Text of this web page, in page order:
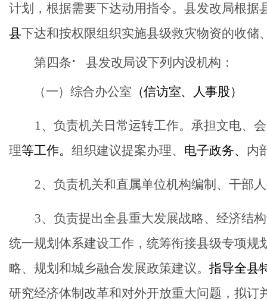
计划，根据需要下达动用指令。县发改局根
县下达和按权限组织实施县级救灾物资的收
第四条⠂县发改局设下列内设机构：
（一）综合办公室 （信访室、人事股）
1、负责机关日常运转工作。承担文电、
理等工作。 组织建议提案办理、 电子政务、 内
2、负责机关和直属单位机构编制、干部
3、 负责提出全县重大发展战略、经济结
统一规划体系建设工作，统筹衔接县级专项规
略、规划和城乡融合发展政策建议。 指导全县
研究经济体制改革和对外开放重大问题，拟